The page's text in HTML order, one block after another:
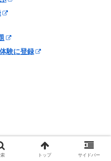
験に登録
トップ サイドバー